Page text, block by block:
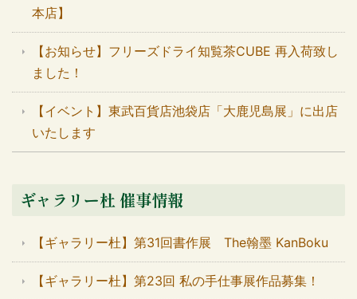
本店】
【お知らせ】フリーズドライ知覧茶CUBE 再入荷致し
ました！
【イベント】東武百貨店池袋店「大鹿児島展」に出店
いたします
ギャラリー杜 催事情報
【ギャラリー杜】第31回書作展 The翰墨 KanBoku
【ギャラリー杜】第23回 私の手仕事展作品募集！